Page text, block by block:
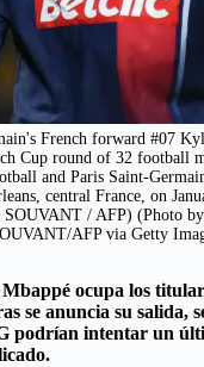
French forward #07
Cup round of 32 football
and Paris Saint-
central France, on
SOUVANT / AFP) (Photo
AFP via Getty
ocupa los
se anuncia su salida,
podrían intentar un